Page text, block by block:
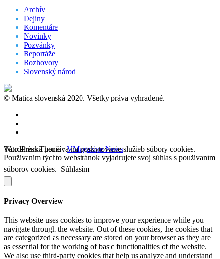
Archív
Dejiny
Komentáre
Novinky
Pozvánky
Reportáže
Rozhovory
Slovenský národ
© Matica slovenská 2020. Všetky práva vyhradené.
WordPress Theme :VMagazine News
Táto stránka používa na poskytovanie služieb súbory cookies.
Používaním týchto webstránok vyjadrujete svoj súhlas s používaním
súborov cookies.
Súhlasím
Privacy Overview
This website uses cookies to improve your experience while you
navigate through the website. Out of these cookies, the cookies that
are categorized as necessary are stored on your browser as they are
as essential for the working of basic functionalities of the website.
We also use third-party cookies that help us analyze and understand